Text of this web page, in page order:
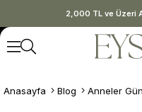
2,000 TL ve Üzeri
Anasayfa Blog Anneler